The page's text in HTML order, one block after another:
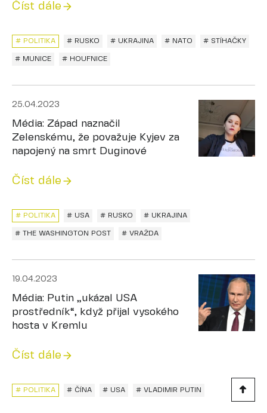
Číst dále
# RUSKO # UKRAJINA # NATO # STÍHAČKY
# POLITIKA
# MUNICE # HOUFNICE
25.04.2023
Média: Západ naznačil
Zelenskému, že považuje Kyjev za
napojený na smrt Duginové
Číst dále
# USA # RUSKO # UKRAJINA
# THE WASHINGTON POST
# POLITIKA
# VRAŽDA
19.04.2023
Média: Putin „ukázal USA
prostředník“, když přijal vysokého
hosta v Kremlu
Číst dále
# ČÍNA # USA # VLADIMIR PUTIN
# POLITIKA